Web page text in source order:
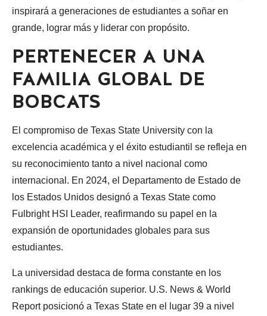
inspirará a generaciones de estudiantes a soñar en
grande, lograr más y liderar con propósito.
PERTENECER A UNA
FAMILIA GLOBAL DE
BOBCATS
El compromiso de Texas State University con la
excelencia académica y el éxito estudiantil se refleja en
su reconocimiento tanto a nivel nacional como
internacional. En 2024, el Departamento de Estado de
los Estados Unidos designó a Texas State como
Fulbright HSI Leader, reafirmando su papel en la
expansión de oportunidades globales para sus
estudiantes.
La universidad destaca de forma constante en los
rankings de educación superior. U.S. News & World
Report posicionó a Texas State en el lugar 39 a nivel